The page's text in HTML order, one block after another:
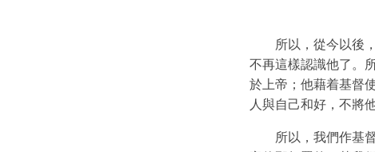
所以，從今以後
不再這樣認識他了。
於上帝；他藉着基督
人與自己和好，不將
所以，我們作基